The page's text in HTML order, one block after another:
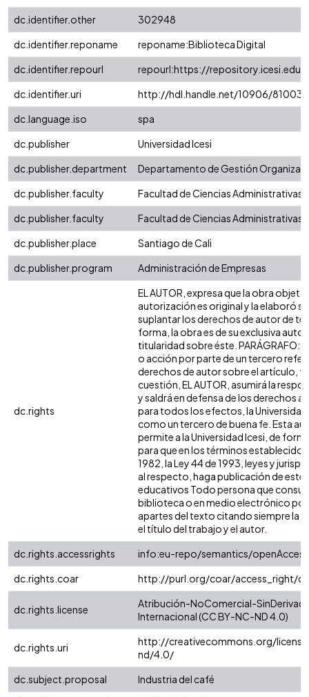
dc.identifier.other
302948
dc.identifier.reponame
reponame:Biblioteca Digital
dc.identifier.repourl
repourl:https://
dc.identifier.uri
http://hdl.handle.net/10906/81003
dc.language.iso
spa
dc.publisher
Universidad Icesi
dc.publisher.department
Departamento de Gestión
dc.publisher.faculty
Facultad de Ciencias Administrativas
dc.publisher.faculty
Facultad de Ciencias Administrativas
dc.publisher.place
Santiago de Cali
dc.publisher.program
Administración de Empresas
dc.rights
EL AUTOR, expresa que la obra
autorización es original y la elaboró
suplantar los derechos de autor de
forma, la obra es de su exclusiva
titularidad sobre éste. PARÁGRAFO:
o acción por parte de un tercero
derechos de autor sobre el artículo,
cuestión, EL AUTOR, asumirá la
y saldrá en defensa de los derechos
para todos los efectos, la Universidad
como un tercero de buena fe. Esta
permite a la Universidad Icesi, de
para que en los términos establecidos
1982, la Ley 44 de 1993, leyes y
al respecto, haga publicación de este
educativos Todo persona que
biblioteca o en medio electrónico
apartes del texto citando siempre la
el título del trabajo y el autor.
dc.rights.accessrights
info:eu-repo/semantics/openAccess
dc.rights.coar
http://purl.org/coar/access_right/
dc.rights.license
Atribución-NoComercial-
Internacional (CC BY-NC-ND 4.0)
dc.rights.uri
http://creativecommons.org/
nd/4.0/
dc.subject.proposal
Industria del café